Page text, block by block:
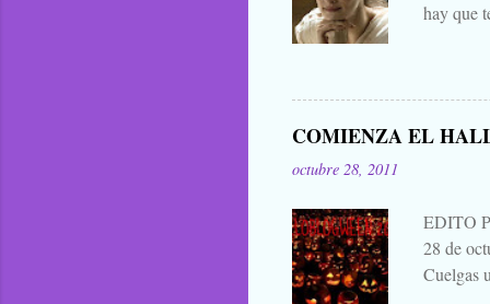
hay que
decir
que para
COMIENZA EL
octubre 28, 2011
EDITO
28 de
Cuelgas